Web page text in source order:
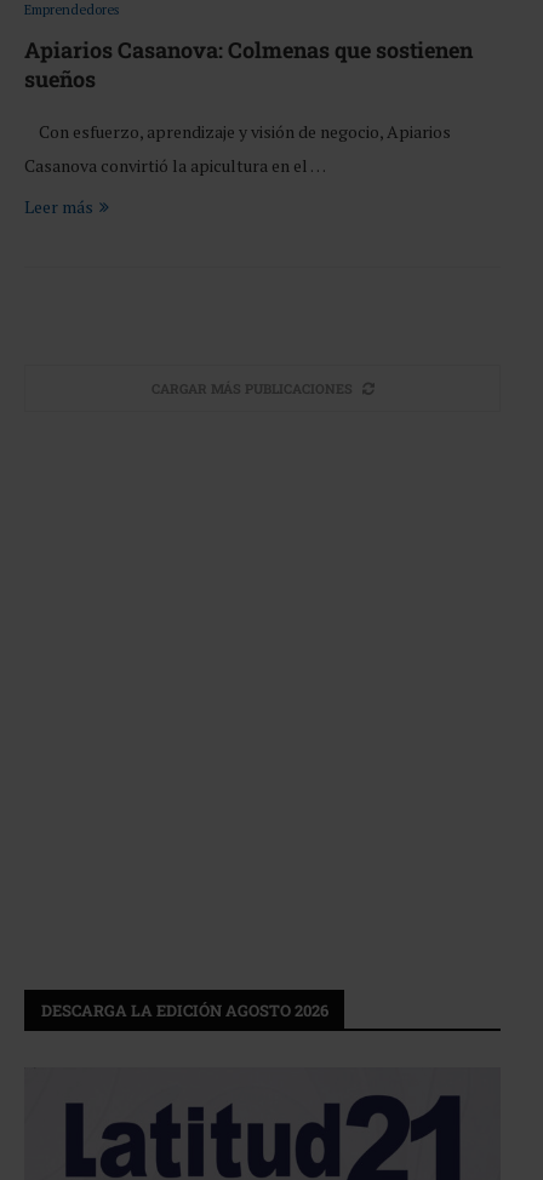
Emprendedores
Apiarios Casanova: Colmenas que sostienen
sueños
Con esfuerzo, aprendizaje y visión de negocio, Apiarios
Casanova convirtió la apicultura en el …
Leer más
CARGAR MÁS PUBLICACIONES
DESCARGA LA EDICIÓN AGOSTO 2026